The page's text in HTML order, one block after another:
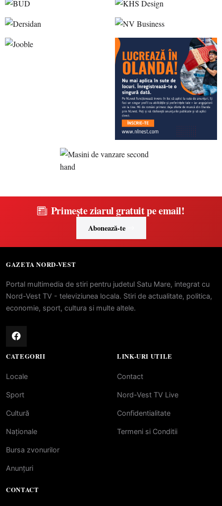
Primește ziarul gratuit pe email!
Abonează-te
GAZETA NORD-VEST
Portal multimedia de stiri pentru judetul Satu Mare, integrat cu
Nord-Vest TV - televiziunea locala. Stiri de actualitate, politica,
economie, sport, cultura si multe altele.
CATEGORII
Locale
Sport
Cultură
Naționale
Bursa zvonurilor
Anunțuri
LINK-URI UTILE
Contact
Nord-Vest TV Live
Confidentialitate
Termeni si Conditii
CONTACT